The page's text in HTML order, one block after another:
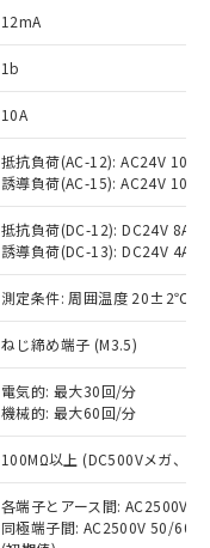
12mA
1b
10A
抵抗負荷(AC-12): AC24V 10A/
誘導負荷(AC-15): AC24V
抵抗負荷(DC-12): DC24V 8A/
誘導負荷(DC-13): DC24V 4A/
測定条件: 周囲温度 20±2℃、
ねじ締め端子 (M3.5)
電気的: 最大30回/分
機械的: 最大60回/分
100MΩ以上 (DC500Vメガ、点
各端子とアース間: AC2500V
同極端子間: AC2500V 50/
同意のうえ
機器事業取扱
び標準価格
くもので
品の中には、
会結果は、
での社内デー
のであり、閲
在庫および標
あることをご
10物質）の
能な商品で
物質）の非含
予定のある
（10物質）の
品を出す予
（10物質）の
は確認中の
形物で、有
す。
部品として
場合などや
す。
以下、 カド
臭化ビフェニル
ェニルエーテル類
中国RoHSの
す。
中国RoHSの
ます。
部門へお問
：
、 Cd(カドミウ
リ臭化ビフェ
のうち、外国
定める商品
場合は、日本
役務取引許
な手続きを